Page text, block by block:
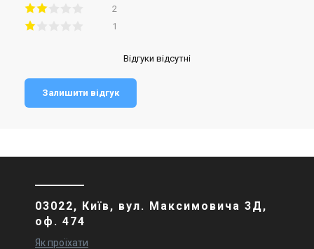
2
1
Відгуки відсутні
Залишити відгук
03022, Київ, вул. Максимовича 3Д,
оф. 474
Як проїхати